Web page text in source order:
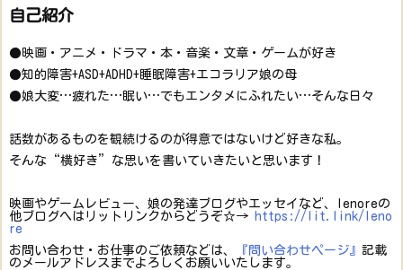
自己紹介
●映画・アニメ・ドラマ・本・音楽・文章・ゲームが好き
●知的障害+ASD+ADHD+睡眠障害+エコラリア娘の母
●娘大変…疲れた…眠い…でもエンタメにふれたい…そんな日々
話数があるものを観続けるのが得意ではないけど好きな私。
そんな“横好き”な思いを書いていきたいと思います！
映画やゲームレビュー、娘の発達ブログやエッセイなど、lenoreの
他ブログへはリットリンクからどうぞ☆→
https://lit.link/leno
re
お問い合わせ・お仕事のご依頼などは、
『問い合わせページ』 記載
のメールアドレスまでよろしくお願いいたします。